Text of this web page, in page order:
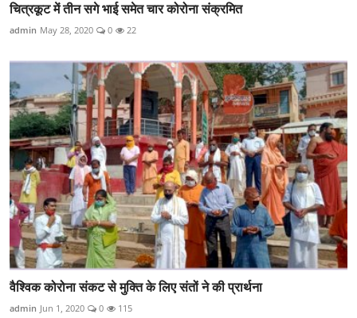
चित्रकूट में तीन सगे भाई समेत चार कोरोना संक्रमित
admin May 28, 2020 0 22
वैश्विक कोरोना संकट से मुक्ति के लिए संतों ने की प्रार्थना
admin Jun 1, 2020 0 115